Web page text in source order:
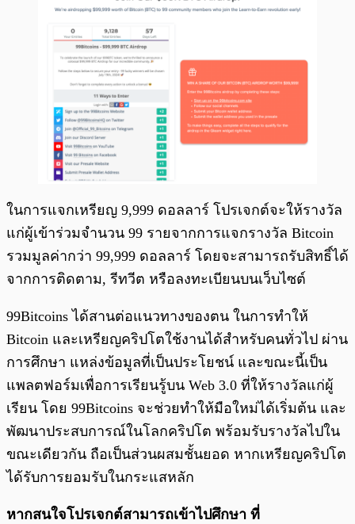
ในการแจกเหรียญ 9,999 ดอลลาร์ โปรเจกต์จะให้รางวัล
แก่ผู้เข้าร่วมจำนวน 99 รายจากการแจกรางวัล Bitcoin
รวมมูลค่ากว่า 99,999 ดอลลาร์ โดยจะสามารถรับสิทธิ์ได้
จากการติดตาม, รีทวีต หรือลงทะเบียนบนเว็บไซต์
99Bitcoins ได้สานต่อแนวทางของตน ในการทำให้
Bitcoin และเหรียญคริปโตใช้งานได้สำหรับคนทั่วไป ผ่าน
การศึกษา แหล่งข้อมูลที่เป็นประโยชน์ และขณะนี้เป็น
แพลตฟอร์มเพื่อการเรียนรู้บน Web 3.0 ที่ให้รางวัลแก่ผู้
เรียน โดย 99Bitcoins จะช่วยทำให้มือใหม่ได้เริ่มต้น และ
พัฒนาประสบการณ์ในโลกคริปโต พร้อมรับรางวัลไปใน
ขณะเดียวกัน ถือเป็นส่วนผสมชั้นยอด หากเหรียญคริปโต
ได้รับการยอมรับในกระแสหลัก
หากสนใจโปรเจกต์สามารถเข้าไปศึกษา ที่